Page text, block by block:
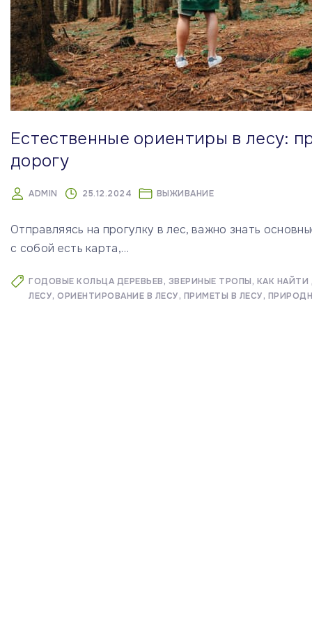
Естественные ориентиры в лесу:
дорогу
ADMIN 25.12.2024 ВЫЖИВАНИЕ
Отправляясь на прогулку в лес, важно знать
с собой есть карта,…
ГОДОВЫЕ КОЛЬЦА ДЕРЕВЬЕВ ЗВЕРИНЫЕ ТРОПЫ КАК НАЙТИ
ЛЕСУ ОРИЕНТИРОВАНИЕ В ЛЕСУ ПРИМЕТЫ В ЛЕСУ